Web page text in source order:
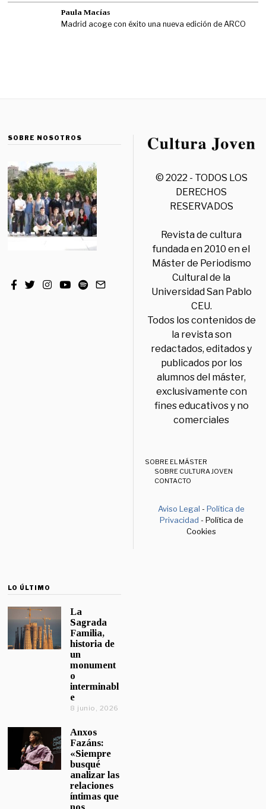
Paula Macías
Madrid acoge con éxito una nueva edición de ARCO
SOBRE NOSOTROS
© 2022 - TODOS LOS
DERECHOS
RESERVADOS
Revista de cultura
fundada en 2010 en el
Máster de Periodismo
Cultural de la
Universidad San Pablo
CEU.
Todos los contenidos de
la revista son
redactados, editados y
publicados por los
alumnos del máster,
exclusivamente con
fines educativos y no
comerciales
SOBRE EL MÁSTER
SOBRE CULTURA JOVEN
CONTACTO
Aviso Legal -Política de
Privacidad - Política de
Cookies
LO ÚLTIMO
La
Sagrada
Familia,
historia de
un
monument
o
interminabl
e
8 junio, 2026
Anxos
Fazáns:
«Siempre
busqué
analizar las
relaciones
íntimas que